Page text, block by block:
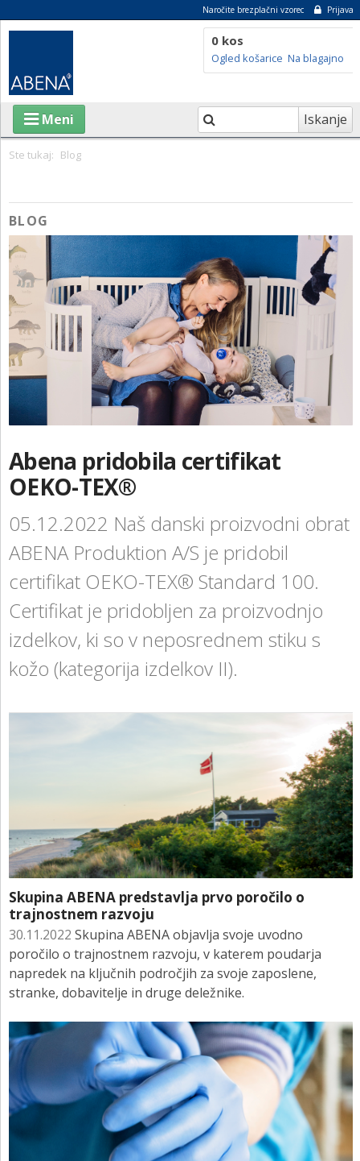
Naročite brezplačni vzorec Prijava
0 kos
Ogled košarice Na blagajno
Iskanje
Meni
O ABENI
TRAJNOSTNOST
SVETOVALNI CENTER
BLOG
KONTAKT
NAROČITE BREZPLAČNI VZOREC
Ste tukaj: Blog
BLOG
Abena pridobila certifikat
OEKO-TEX®
05.12.2022 Naš danski proizvodni obrat
ABENA Produktion A/S je pridobil
certifikat OEKO-TEX® Standard 100.
Certifikat je pridobljen za proizvodnjo
izdelkov, ki so v neposrednem stiku s
kožo (kategorija izdelkov II).
Skupina ABENA predstavlja prvo poročilo o
trajnostnem razvoju
30.11.2022 Skupina ABENA objavlja svoje uvodno
poročilo o trajnostnem razvoju, v katerem poudarja
napredek na ključnih področjih za svoje zaposlene,
stranke, dobavitelje in druge deležnike.